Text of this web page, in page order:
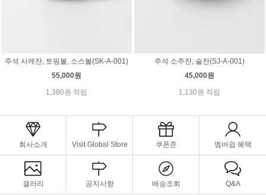
주석 사케잔, 토핑볼, 소스볼(SK-A-001)
55,000원
1,380원 적립
주석 소주잔, 술잔(SJ-A-001)
45,000원
1,130원 적립
회사소개 Visit Global Store 쿠폰존 멤버쉽 혜택
갤러리 공지사항 배송조회 Q&A